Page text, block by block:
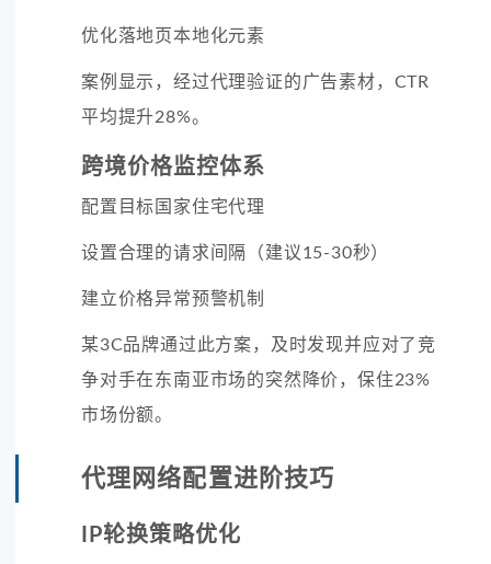
优化落地页本地化元素
案例显示，经过代理验证的广告素材，CTR
平均提升28%。
跨境价格监控体系
配置目标国家住宅代理
设置合理的请求间隔（建议15-30秒）
建立价格异常预警机制
某3C品牌通过此方案，及时发现并应对了竞
争对手在东南亚市场的突然降价，保住23%
市场份额。
代理网络配置进阶技巧
IP轮换策略优化